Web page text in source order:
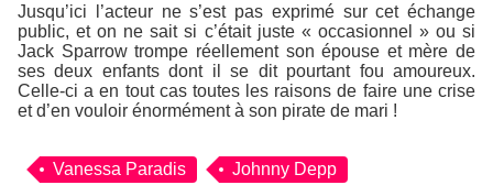
Jusqu’ici l’acteur ne s’est pas exprimé sur cet échange
public, et on ne sait si c’était juste « occasionnel » ou si
Jack Sparrow trompe réellement son épouse et mère de
ses deux enfants dont il se dit pourtant fou amoureux.
Celle-ci a en tout cas toutes les raisons de faire une crise
et d’en vouloir énormément à son pirate de mari !
Vanessa Paradis Johnny Depp